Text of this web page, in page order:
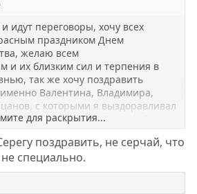
идут переговоры, хочу всех
праздником Днем
желаю всем
и их близким сил и терпения в
так же хочу поздравить
Валентина, Владимира,
с которыми я выздоравливал
сей день - Артема, Валеру, Диму
с праздником!!!
для раскрытия...
поздравить, не серчай, что
специально.